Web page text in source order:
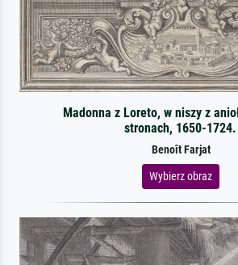
Madonna z Loreto, w niszy z
stronach, 1650-1724.
Benoît Farjat
Wybierz obraz